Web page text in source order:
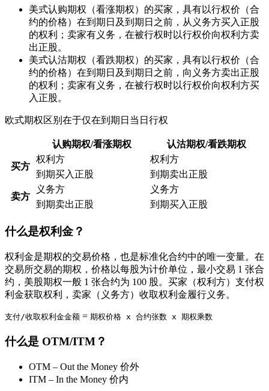
美式认购期权（看涨期权）的买家，具有以行权价（合
约的价格）在到期日及到期日之前，从义务方买入正股
的权利；卖家有义务，在被行权时以行权价向权利方卖
出正股。
美式认沽期权（看跌期权）的买家，具有以行权价（合
约的价格）在到期日及到期日之前，向义务方卖出正股
的权利；卖家有义务，在被行权时以行权价向权利方买
入正股。
欧式期权区别在于仅在到期日当日行权
认购期权/看涨期权 认沽期权/看跌期权
买方
权利方
权利方
到期买入正股
到期卖出正股
卖方
义务方
义务方
到期卖出正股
到期买入正股
什么是权利金？
权利金是期权的交易价格，也是标准化合约中的唯一变量。在
交易所交易的期权，价格以每股为计价单位，最小交易 1 张合
约，美股期权一般 1 张合约为 100 股。买家（权利方）支付权
利金获取权利，卖家（义务方）收取权利金履行义务。
支付/收取权利金金额 = 期权价格 x 合约张数 x 期权乘数
什么是 OTM/ITM？
OTM – Out the Money 价外
ITM – In the Money 价内